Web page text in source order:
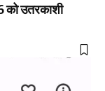
को उतरकाशी